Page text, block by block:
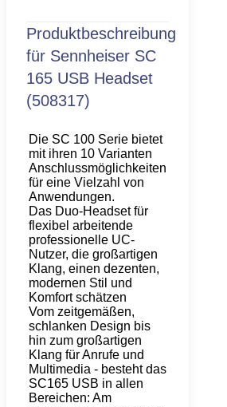
Produktbeschreibung
für Sennheiser SC
165 USB Headset
(508317)
Die SC 100 Serie bietet
mit ihren 10 Varianten
Anschlussmöglichkeiten
für eine Vielzahl von
Anwendungen.
Das Duo-Headset für
flexibel arbeitende
professionelle UC-
Nutzer, die großartigen
Klang, einen dezenten,
modernen Stil und
Komfort schätzen
Vom zeitgemäßen,
schlanken Design bis
hin zum großartigen
Klang für Anrufe und
Multimedia - besteht das
SC165 USB in allen
Bereichen: Am